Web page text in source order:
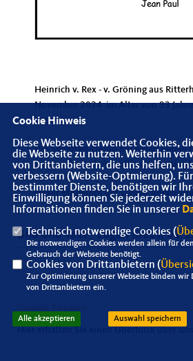
Heinrich v. Rex - v. Gröning aus
November 2024 im Alter von 93
gegangen.
Die Senioren-Union hat einen lieben
werden Ihn in liebevoller Erinnerung
Unser Mitgefühl gilt seinen
Bild und Text : Eugen Klebs,
Hier erhalten Sie einen Überblick über
Cookie Hinweis
Diese Webseite verwendet Cookies,
die Webseite zu nutzen. Weiterhin
von Drittanbietern, die uns helfen,
verbessern (Website-Optmierung).
bestimmter Dienste, benötigen wir
Einwilligung können Sie jederzeit
Informationen finden Sie in unserer
Technisch notwendige Cookies (
Die notwendigen Cookies werden allein für
Gebrauch der Webseite benötigt.
Cookies von Drittanbietern (
Zur Optimierung unserer Webseite binden wir
von Drittanbietern ein.
Alle akzeptieren Auswahl speichern